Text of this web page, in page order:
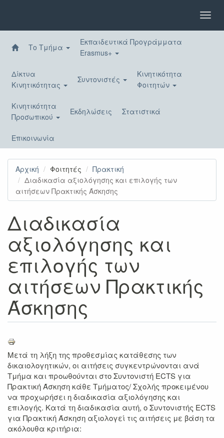
περιεχόμενο
Το Τμήμα
Εκπαιδευτικά Προγράμματα
Erasmus+
Δίκτυα
Κινητικότητας
Συντονιστές
Κινητικότητα
Φοιτητών
Κινητικότητα
Προσωπικού
Εκδηλώσεις Στατιστικά
Επικοινωνία
Αρχική Φοιτητές
Πρακτική
Διαδικασία αξιολόγησης και επιλογής των
αιτήσεων Πρακτικής Άσκησης
Διαδικασία
αξιολόγησης και
επιλογής των
αιτήσεων Πρακτικής
Άσκησης
Μετά τη λήξη της προθεσμίας κατάθεσης των
δικαιολογητικών, οι αιτήσεις συγκεντρώνονται ανά
Τμήμα και προωθούνται στο Συντονιστή ECTS για
Πρακτική Άσκηση κάθε Τμήματος/ Σχολής προκειμένου
να προχωρήσει η διαδικασία αξιολόγησης και
επιλογής. Κατά τη διαδικασία αυτή, ο Συντονιστής ECTS
για Πρακτική Άσκηση αξιολογεί τις αιτήσεις με βάση τα
ακόλουθα κριτήρια: